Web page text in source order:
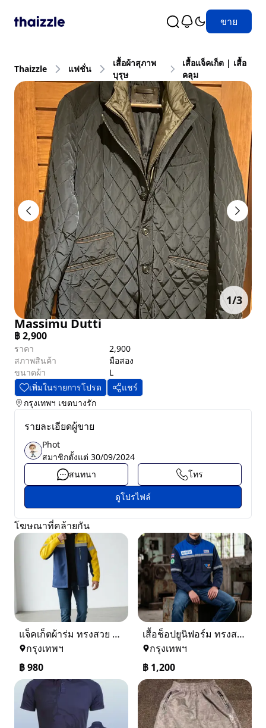
ขาย
Thaizzle แฟชั่น
เสื้อผ้าสุภาพ
บุรุษ
เสื้อแจ็คเก็ต | เสื้อ
คลุม
1/3
Massimu Dutti
฿2,900
ราคา
2,900
สภาพสินค้า
มือสอง
ขนาดผ้า
L
เพิ่มในรายการโปรด
แชร์
กรุงเทพฯ เขตบางรัก
รายละเอียดผู้ขาย
Phot
สมาชิกตั้งแต่ 30/09/2024
สนทนา
โทร
ดูโปรไฟล์
โฆษณาที่คล้ายกัน
แจ็คเก็ตผ้าร่ม ทรงสวย ใส่ได้ทุกวัน
กรุงเทพฯ
฿980
เสื้อช็อปยูนิฟอร์ม ทรงสวย งานคุณภาพ พร้อมใช้งานจริง
กรุงเทพฯ
฿ 1,200